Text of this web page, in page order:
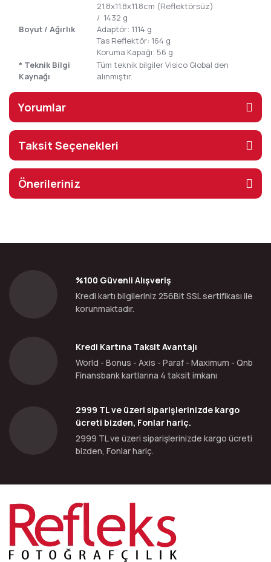
Boyut / Ağırlık
21.8x11.8x11.8cm (Reflektörsüz)
/ 1432 g
Adaptör: 1114 g
Tas Reflektör: 164 g
Koruma Kapağı: 56 g
* Teknik Bilgi
Kaynağı
Tüm teknik bilgiler Visico Global den
alınmıştır.
Yorumlar
Taksit Seçenekleri
Önerileriniz
%100 Güvenli Alışveriş
Kredi kartı bilgileriniz 256Bit SSL sertifikası ile
korunmaktadır.
Kredi Kartına Taksit Avantajı
World - Bonus - Axis - Paraf - Maximum - Qnb
Finansbank kartlarına 4 taksit imkanı
2999 TL ve üzeri siparişlerinizde kargo
ücreti bizden, Fonlar hariç.
2999 TL ve üzeri siparişlerinizde kargo ücreti
bizden, Fonlar hariç.